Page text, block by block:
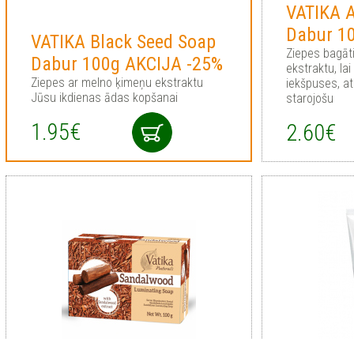
VATIKA Black Seed Soap
Dabur 100g AKCIJA -25%
Ziepes ar melno ķimeņu ekstraktu
Jūsu ikdienas ādas kopšanai
1.95€
VATIKA
Dabur
Ziepes
ekstraktu,
iekšpuses,
starojošu
2.60€